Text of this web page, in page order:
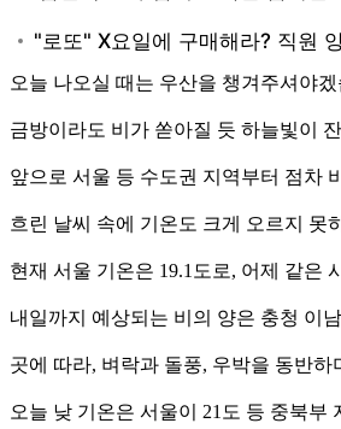
오늘 나오실 때는 우산을 챙겨주셔야
금방이라도 비가 쏟아질 듯 하늘빛이
앞으로 서울 등 수도권 지역부터 점차
흐린 날씨 속에 기온도 크게 오르지 못
현재 서울 기온은 19.1도로, 어제 같은
내일까지 예상되는 비의 양은 충청 이
곳에 따라, 벼락과 돌풍, 우박을 동반
오늘 낮 기온은 서울이 21도 등 중북부